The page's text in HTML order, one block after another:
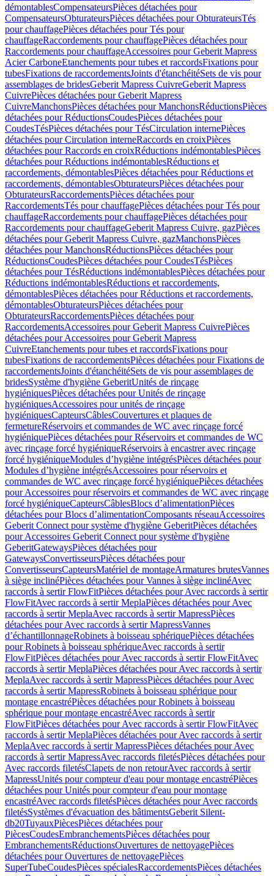
démontablesCompensateursPièces détachées pour
CompensateursObturateursPièces détachées pour ObturateursTés
pour chauffagePièces détachées pour Tés pour
chauffageRaccordements pour chauffagePièces détachées pour
Raccordements pour chauffageAccessoires pour Geberit Mapress
Acier CarboneEtanchements pour tubes et raccordsFixations pour
tubesFixations de raccordementsJoints d'étanchéitéSets de vis pour
assemblages de bridesGeberit Mapress CuivreGeberit Mapress
CuivrePièces détachées pour Geberit Mapress
CuivreManchonsPièces détachées pour ManchonsRéductionsPièces
détachées pour RéductionsCoudesPièces détachées pour
CoudesTésPièces détachées pour TésCirculation internePièces
détachées pour Circulation interneRaccords en croixPièces
détachées pour Raccords en croixRéductions indémontablesPièces
détachées pour Réductions indémontablesRéductions et
raccordements, démontablesPièces détachées pour Réductions et
raccordements, démontablesObturateursPièces détachées pour
ObturateursRaccordementsPièces détachées pour
RaccordementsTés pour chauffagePièces détachées pour Tés pour
chauffageRaccordements pour chauffagePièces détachées pour
Raccordements pour chauffageGeberit Mapress Cuivre, gazPièces
détachées pour Geberit Mapress Cuivre, gazManchonsPièces
détachées pour ManchonsRéductionsPièces détachées pour
RéductionsCoudesPièces détachées pour CoudesTésPièces
détachées pour TésRéductions indémontablesPièces détachées pour
Réductions indémontablesRéductions et raccordements,
démontablesPièces détachées pour Réductions et raccordements,
démontablesObturateursPièces détachées pour
ObturateursRaccordementsPièces détachées pour
RaccordementsAccessoires pour Geberit Mapress CuivrePièces
détachées pour Accessoires pour Geberit Mapress
CuivreEtanchements pour tubes et raccordsFixations pour
tubesFixations de raccordementsPièces détachées pour Fixations de
raccordementsJoints d'étanchéitéSets de vis pour assemblages de
bridesSystème d'hygiène GeberitUnités de rinçage
hygiéniquesPièces détachées pour Unités de rinçage
hygiéniquesAccessoires pour unités de rinçage
hygiéniquesCapteursCâblesCouvertures et plaques de
fermetureRéservoirs et commandes de WC avec rinçage forcé
hygiéniquePièces détachées pour Réservoirs et commandes de WC
avec rinçage forcé hygiéniqueRéservoirs à encastrer avec rinçage
forcé hygiéniqueModules d’hygiène intégrésPièces détachées pour
Modules d’hygiène intégrésAccessoires pour réservoirs et
commandes de WC avec rinçage forcé hygiéniquePièces détachées
pour Accessoires pour réservoirs et commandes de WC avec rinçage
forcé hygiéniqueCapteursCâblesBlocs d’alimentationPièces
détachées pour Blocs d’alimentationComposants réseauAccessoires
Geberit Connect pour système d'hygiène GeberitPièces détachées
pour Accessoires Geberit Connect pour système d'hygiène
GeberitGatewaysPièces détachées pour
GatewaysConvertisseursPièces détachées pour
ConvertisseursCapteursMatériel de montageArmatures brutesVannes
à siège inclinéPièces détachées pour Vannes à siège inclinéAvec
raccords à sertir FlowFitPièces détachées pour Avec raccords à sertir
FlowFitAvec raccords à sertir MeplaPièces détachées pour Avec
raccords à sertir MeplaAvec raccords à sertir MapressPièces
détachées pour Avec raccords à sertir MapressVannes
d’échantillonnageRobinets à boisseau sphériquePièces détachées
pour Robinets à boisseau sphériqueAvec raccords à sertir
FlowFitPièces détachées pour Avec raccords à sertir FlowFitAvec
raccords à sertir MeplaPièces détachées pour Avec raccords à sertir
MeplaAvec raccords à sertir MapressPièces détachées pour Avec
raccords à sertir MapressRobinets à boisseau sphérique pour
montage encastréPièces détachées pour Robinets à boisseau
sphérique pour montage encastréAvec raccords à sertir
FlowFitPièces détachées pour Avec raccords à sertir FlowFitAvec
raccords à sertir MeplaPièces détachées pour Avec raccords à sertir
MeplaAvec raccords à sertir MapressPièces détachées pour Avec
raccords à sertir MapressAvec raccords filetésPièces détachées pour
Avec raccords filetésClapets de non retourAvec raccords à sertir
MapressUnités pour compteur d'eau pour montage encastréPièces
détachées pour Unités pour compteur d'eau pour montage
encastréAvec raccords filetésPièces détachées pour Avec raccords
filetésSystèmes d'évacuation des bâtimentsGeberit Silent-
db20TuyauxPiècesPièces détachées pour
PiècesCoudesEmbranchementsPièces détachées pour
EmbranchementsRéductionsOuvertures de nettoyagePièces
détachées pour Ouvertures de nettoyagePièces
SuperTubeCoudesPièces spécialesRaccordementsPièces détachées